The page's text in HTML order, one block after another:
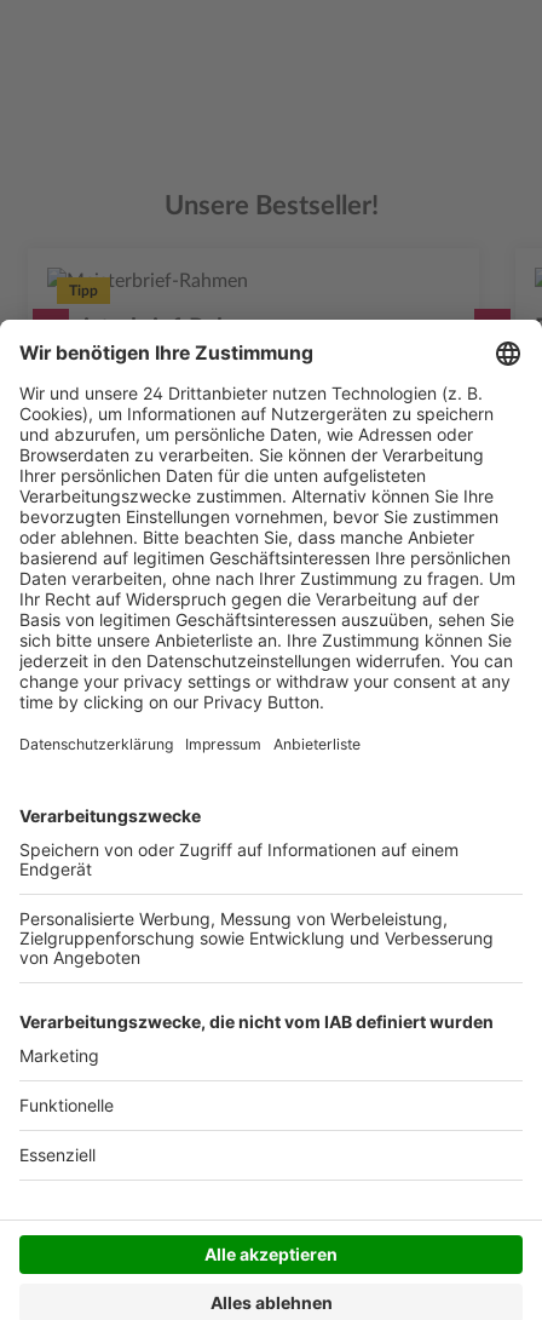
Produktgalerie überspringenUnsere Bestseller!
Tipp
Ab245,00 €
Mehr Infos
Kostenlose Rücksendung bis zu 14 Tage nach
Bestelleingang (innerhalb Deutschlands).
Versandkosten.
Der Bestellprozess ist mit Hilfe eines SSL-
SERVICE HOTLINE
SHOP SERVICE